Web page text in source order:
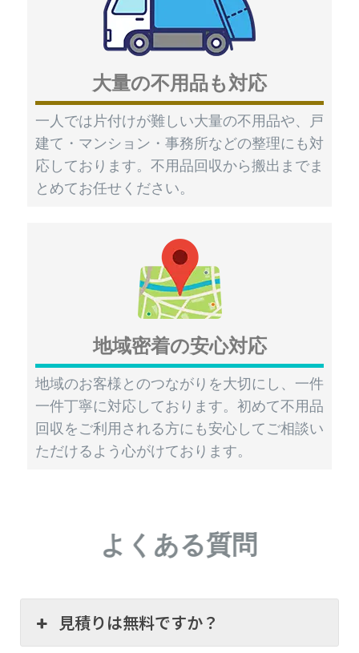
大量の不用品も対応
一人では片付けが難しい大量の不用品や、戸
建て・マンション・事務所などの整理にも対
応しております。不用品回収から搬出までま
とめてお任せください。
地域密着の安心対応
地域のお客様とのつながりを大切にし、一件
一件丁寧に対応しております。初めて不用品
回収をご利用される方にも安心してご相談い
ただけるよう心がけております。
よくある質問
見積りは無料ですか？